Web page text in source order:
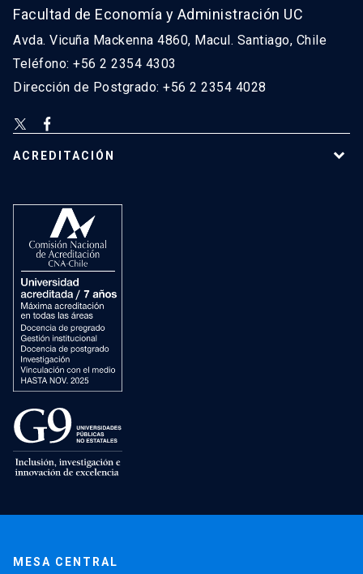
Facultad de Economía y Administración UC
Avda. Vicuña Mackenna 4860, Macul. Santiago, Chile
Teléfono: +56 2 2354 4303
Dirección de Postgrado: +56 2 2354 4028
ACREDITACIÓN
MESA CENTRAL